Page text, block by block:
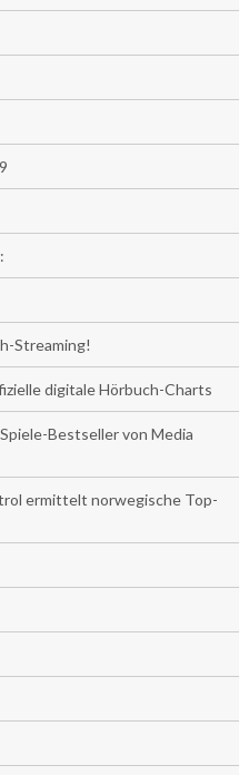
Streaming!
digitale Hörbuch-Charts
Bestseller von Media
ermittelt norwegische Top-